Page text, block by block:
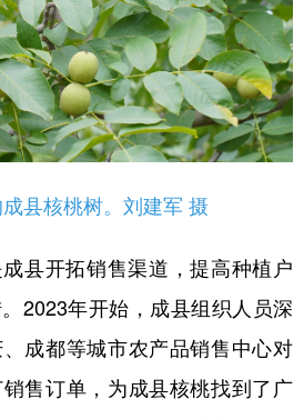
县核桃树。刘建军 摄
开拓销售渠道，提高种植户
2023年开始，成县组织人员深
成都等城市农产品销售中心对
售订单，为成县核桃找到了广